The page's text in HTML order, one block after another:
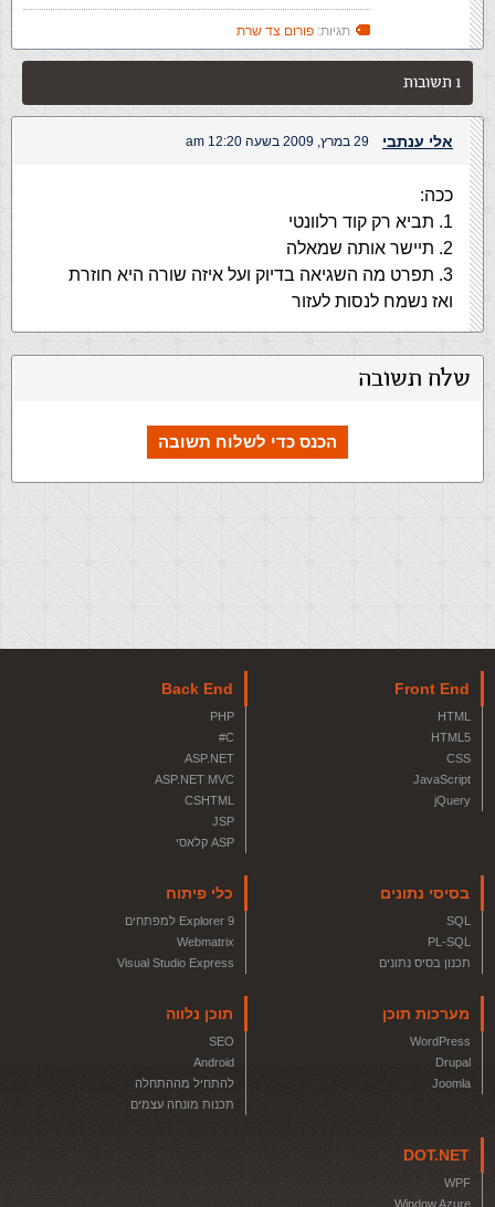
תגיות: פורום צד שרת
1 תשובות
אלי ענתבי 29 במרץ, 2009 בשעה 12:20 am
ככה:
1. תביא רק קוד רלוונטי
2. תיישר אותה שמאלה
3. תפרט מה השגיאה בדיוק ועל איזה שורה היא חוזרת
ואז נשמח לנסות לעזור
שלח תשובה
הכנס כדי לשלוח תשובה
Front End
HTML
HTML5
CSS
JavaScript
jQuery
Back End
PHP
C#
ASP.NET
ASP.NET MVC
CSHTML
JSP
ASP קלאסי
בסיסי נתונים
SQL
PL-SQL
תכנון בסיס נתונים
כלי פיתוח
Explorer 9 למפתחים
Webmatrix
Visual Studio Express
מערכות תוכן
WordPress
Drupal
Joomla
תוכן נלווה
SEO
Android
להתחיל מההתחלה
תכנות מונחה עצמים
DOT.NET
WPF
Window Azure